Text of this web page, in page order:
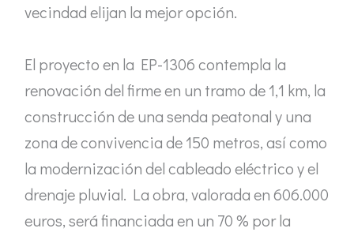
vecindad elijan la mejor opción.
El proyecto en la EP-1306 contempla la
renovación del firme en un tramo de 1,1 km, la
construcción de una senda peatonal y una
zona de convivencia de 150 metros, así como
la modernización del cableado eléctrico y el
drenaje pluvial. La obra, valorada en 606.000
euros, será financiada en un 70 % por la